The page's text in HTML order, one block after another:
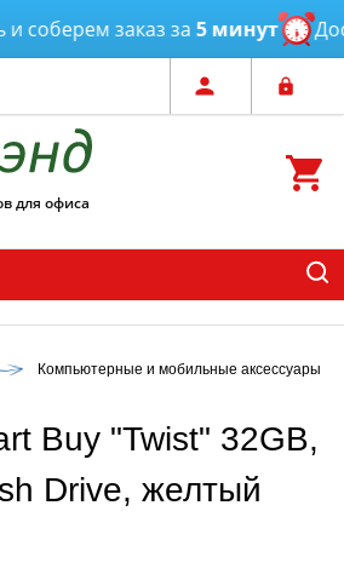
заказ за5 минут
для офиса
Компьютерные и мобильные аксессуары
Buy "Twist" 32GB,
Drive, желтый